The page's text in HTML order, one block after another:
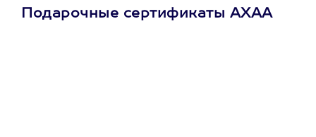
Подарочные сертификаты АХАА